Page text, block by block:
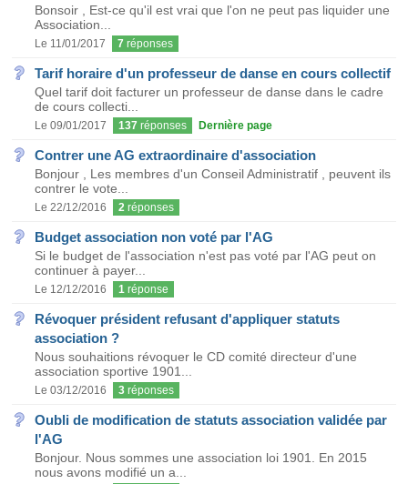
Bonsoir , Est-ce qu'il est vrai que l'on ne peut pas liquider une
Association...
Le 11/01/2017 7 réponses
Tarif horaire d'un professeur de danse en cours collectif
Quel tarif doit facturer un professeur de danse dans le cadre
de cours collecti...
Le 09/01/2017 137 réponses Dernière page
Contrer une AG extraordinaire d'association
Bonjour , Les membres d'un Conseil Administratif , peuvent ils
contrer le vote...
Le 22/12/2016 2 réponses
Budget association non voté par l'AG
Si le budget de l'association n'est pas voté par l'AG peut on
continuer à payer...
Le 12/12/2016 1 réponse
Révoquer président refusant d'appliquer statuts
association ?
Nous souhaitions révoquer le CD comité directeur d'une
association sportive 1901...
Le 03/12/2016 3 réponses
Oubli de modification de statuts association validée par
l'AG
Bonjour. Nous sommes une association loi 1901. En 2015
nous avons modifié un a...